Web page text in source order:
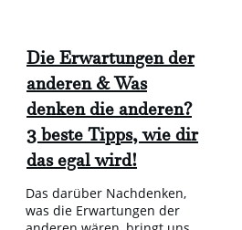
Die Erwartungen der
anderen & Was
denken die anderen?
3 beste Tipps, wie dir
das egal wird!
Das darüber Nachdenken,
was die Erwartungen der